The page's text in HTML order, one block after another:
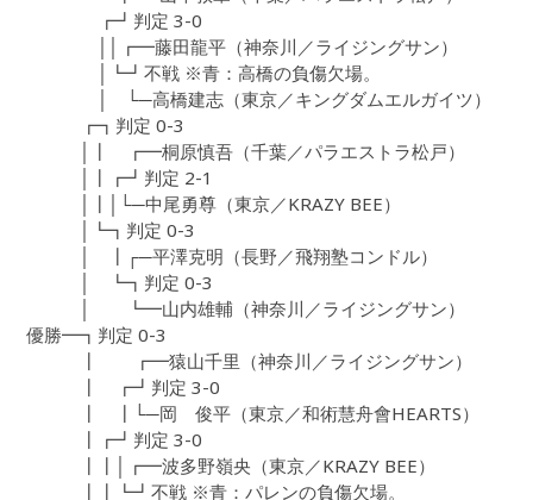
┏┛判定 3-0
││┏━藤田龍平（神奈川／ライジングサン）
│┗┛不戦 ※青：高橋の負傷欠場。
│ └─高橋建志（東京／キングダムエルガイツ）
┏┓判定 0-3
│┃ ┏━桐原慎吾（千葉／パラエストラ松戸）
│┃┏┛判定 2-1
│┃│└─中尾勇尊（東京／KRAZY BEE）
│┗┓判定 0-3
│ ┃┌─平澤克明（長野／飛翔塾コンドル）
│ ┗┓判定 0-3
│ ┗━山内雄輔（神奈川／ライジングサン）
優勝━┓判定 0-3
┃ ┏━猿山千里（神奈川／ライジングサン）
┃ ┏┛判定 3-0
┃ ┃└─岡 俊平（東京／和術慧舟會HEARTS）
┃┏┛判定 3-0
┃┃│┏━波多野嶺央（東京／KRAZY BEE）
┃┃┗┛不戦 ※青：パレンの負傷欠場。